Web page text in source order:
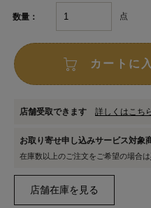
数量： 点
カートに
店舗受取できます 詳しくはこち
お取り寄せ申し込みサービス対象
在庫数以上のご注文をご希望の場合は